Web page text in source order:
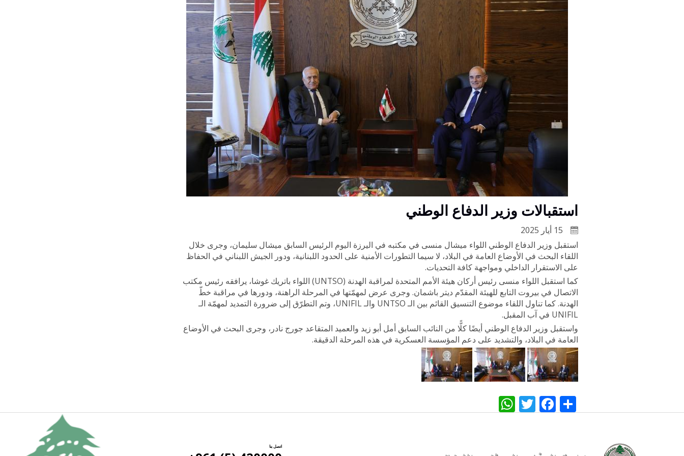
استقبالات وزير الدفاع الوطني
استقبل وزير الدفاع الوطني اللواء ميشال منسى في مكتبه في اليرزة اليوم الرئيس السابق ميشال سليمان، وجرى خلال
اللقاء البحث في الأوضاع العامة في البلاد، لا سيما التطورات الأمنية على الحدود اللبنانية، ودور الجيش اللبناني في الحفاظ
على الاستقرار الداخلي ومواجهة كافة التحديات.
كما استقبل اللواء منسى رئيس أركان هيئة الأمم المتحدة لمراقبة الهدنة (UNTSO) اللواء باتريك غوشا، يرافقه رئيس مكتب
الاتصال في بيروت التابع للهيئة المقدّم ديتر باشمان. وجرى عرض لمهمّتها في المرحلة الراهنة، ودورها في مراقبة خطّ
الهدنة. كما تناول اللقاء موضوع التنسيق القائم بين الـ UNTSO والـ UNIFIL، وتم التطرّق إلى ضرورة التمديد لمهمّة الـ
UNIFIL في آب المقبل.
واستقبل وزير الدفاع الوطني أيضًا كلًّا من النائب السابق أمل أبو زيد والعميد المتقاعد جورج نادر، وجرى البحث في الأوضاع
العامة في البلاد، والتشديد على دعم المؤسسة العسكرية في هذه المرحلة الدقيقة.
Share
Facebook
Twitter
اتصل بنا